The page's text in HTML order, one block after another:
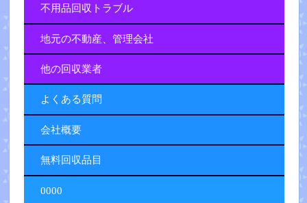
不用品回収トラブル
地元の不動産、管理会社
他の回収業者
よくある質問
会社概要
無料回収品目
0000